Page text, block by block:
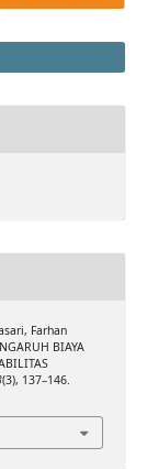
Farhan
BIAYA
(3), 137–146.